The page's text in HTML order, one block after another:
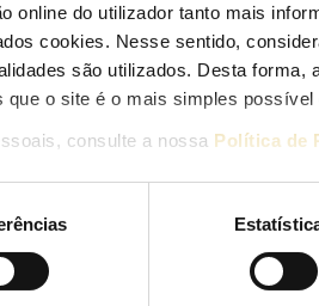
online do utilizador tanto mais
cookies. Nesse sentido,
são utilizados. Desta forma,
o site é o mais simples
consulte a nossa Política de